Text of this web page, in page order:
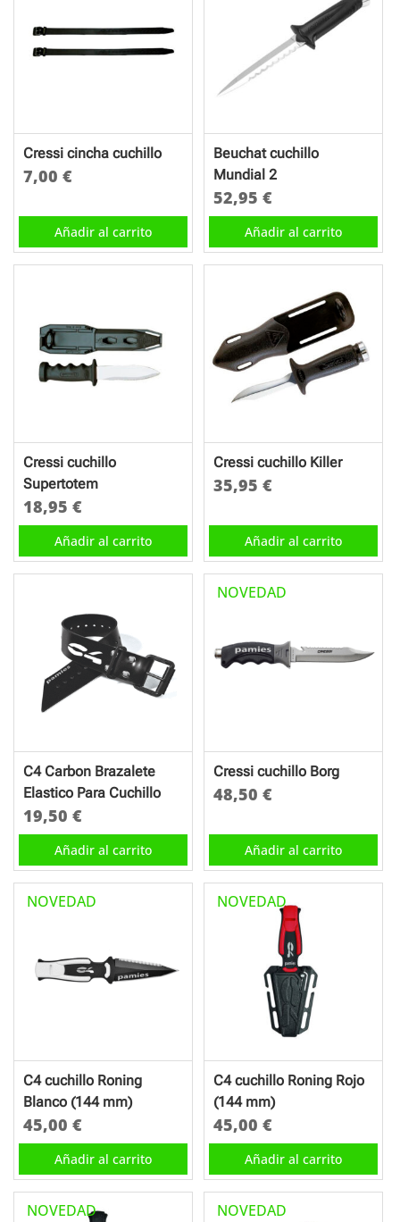
Cressi cincha cuchillo
7,00 €
Añadir al carrito
Beuchat cuchillo
Mundial 2
52,95€
Añadir al carrito
Cressi cuchillo
Supertotem
18,95 €
Añadir al carrito
Cressi cuchillo Killer
35,95€
Añadir al carrito
C4 Carbon Brazalete
Elastico Para Cuchillo
19,50 €
Añadir al carrito
NOVEDAD
Cressi cuchillo Borg
48,50€
Añadir al carrito
NOVEDAD
C4 cuchillo Roning
Blanco (144 mm)
45,00 €
Añadir al carrito
NOVEDAD
C4 cuchillo Roning Rojo
(144 mm)
45,00€
Añadir al carrito
NOVEDAD NOVEDAD